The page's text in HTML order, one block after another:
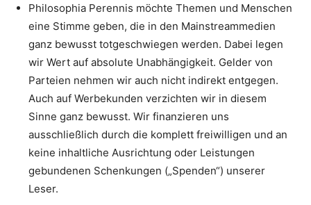
Philosophia Perennis möchte Themen und Menschen
eine Stimme geben, die in den Mainstreammedien
ganz bewusst totgeschwiegen werden. Dabei legen
wir Wert auf absolute Unabhängigkeit. Gelder von
Parteien nehmen wir auch nicht indirekt entgegen.
Auch auf Werbekunden verzichten wir in diesem
Sinne ganz bewusst. Wir finanzieren uns
ausschließlich durch die komplett freiwilligen und an
keine inhaltliche Ausrichtung oder Leistungen
gebundenen Schenkungen („Spenden“) unserer
Leser.